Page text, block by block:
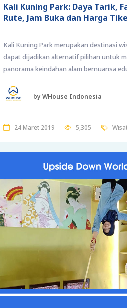
Kali Kuning Park: Daya Tarik,
Rute, Jam Buka dan Harga
Kali Kuning Park merupakan destinasi
dapat dijadikan alternatif pilihan untuk
panorama keindahan alam bernuansa
by WHouse Indonesia
24 Maret 2019 5,305